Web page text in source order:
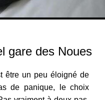
gare des Noues
être un peu éloigné de
de panique, le choix